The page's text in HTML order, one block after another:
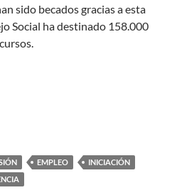
sido becados gracias a esta
Social ha destinado 158.000
EMPLEO
INICIACIÓN